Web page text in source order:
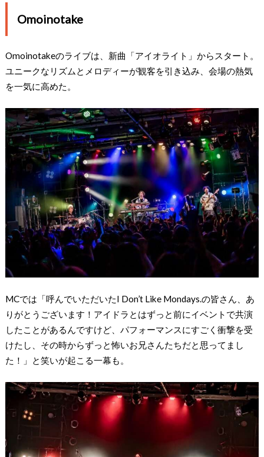
Omoinotake
Omoinotakeのライブは、新曲「アイオライト」からスタート。
ユニークなリズムとメロディーが観客を引き込み、会場の熱気
を一気に高めた。
MCでは「呼んでいただいたI Don’t Like Mondays.の皆さん、あ
りがとうございます！アイドラとはずっと前にイベントで共演
したことがあるんですけど、パフォーマンスにすごく衝撃を受
けたし、その時からずっと怖いお兄さんたちだと思ってまし
た！」と笑いが起こる一幕も。